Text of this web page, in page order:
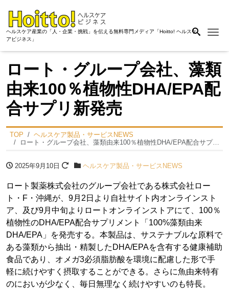
ヘルスケア産業の「人・企業・挑戦」を伝える無料専門メディア「Hoitto! ヘルスケ
アビジネス」
ロート・グループ会社、藻類
由来100％植物性DHA/EPA配
合サプリ新発売
TOP
ヘルスケア製品・サービスNEWS
ロート・グループ会社、藻類由来100％植物性DHA/EPA配合サプリ新発売
2025年9月10日 ヘルスケア製品・サービスNEWS
ロート製薬株式会社のグループ会社である株式会社ロー
ト・F・沖縄が、9月2日より自社サイト内オンラインスト
ア、及び9月中旬よりロートオンラインストアにて、100％
植物性のDHA/EPA配合サプリメント「100%藻類由来
DHA/EPA」を発売する。本製品は、サステナブルな原料で
ある藻類から抽出・精製したDHA/EPAを含有する健康補助
食品であり、オメガ3必須脂肪酸を環境に配慮した形で手
軽に続けやすく摂取することができる。さらに魚由来特有
のにおいが少なく、毎日無理なく続けやすいのも特長。